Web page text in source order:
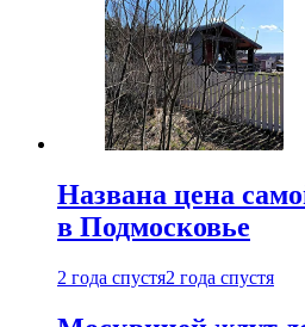
Названа цена
в Подмосковье
2 года спустя2 года спустя